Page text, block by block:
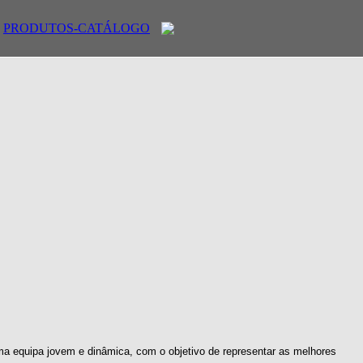
PRODUTOS-CATÁLOGO
equipa jovem e dinâmica, com o objetivo de representar as melhores